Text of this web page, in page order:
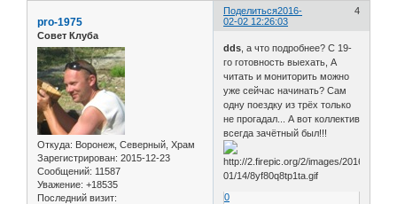
Поделиться 4
2016-
02-02 12:26:03
pro-1975
Совет Клуба
Откуда: Воронеж, Северный, Храм
Зарегистрирован: 2015-12-23
Сообщений: 11587
Уважение: +18535
Последний визит:
dds , а что подробнее? С 19-
го готовность выехать, А
читать и мониторить можно
уже сейчас начинать? Сам
одну поездку из трёх только
не прогадал... А вот коллектив
всегда зачётный был!!!
0